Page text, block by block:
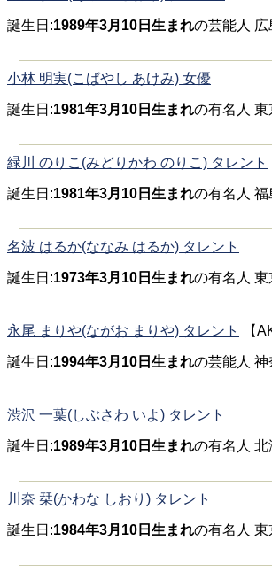
誕生日:1989年3月10日生まれの芸能人 広
小林 明実(こばやし あけみ) 女優
誕生日:1981年3月10日生まれの有名人 東
緑川 のりこ(みどりかわ のりこ) タレント
誕生日:1981年3月10日生まれの有名人 福
名波 はるか(ななみ はるか) タレント
誕生日:1973年3月10日生まれの有名人 東
永尾 まりや(ながお まりや) タレント 【
誕生日:1994年3月10日生まれの芸能人
渋沢 一葉(しぶさわ いよ) タレント
誕生日:1989年3月10日生まれの有名人
川奈 栞(かわな しおり) タレント
誕生日:1984年3月10日生まれの有名人 東